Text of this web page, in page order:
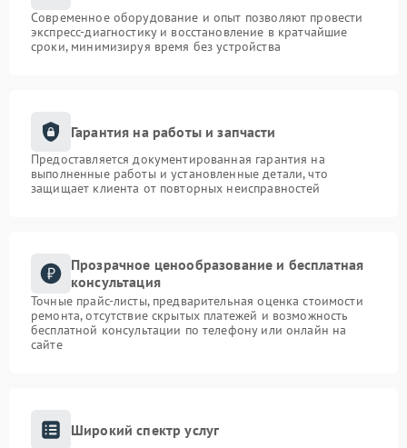
Современное оборудование и опыт позволяют провести
экспресс-диагностику и восстановление в кратчайшие
сроки, минимизируя время без устройства
Гарантия на работы и запчасти
Предоставляется документированная гарантия на
выполненные работы и установленные детали, что
защищает клиента от повторных неисправностей
Прозрачное ценообразование и бесплатная
консультация
Точные прайс-листы, предварительная оценка стоимости
ремонта, отсутствие скрытых платежей и возможность
бесплатной консультации по телефону или онлайн на
сайте
Широкий спектр услуг